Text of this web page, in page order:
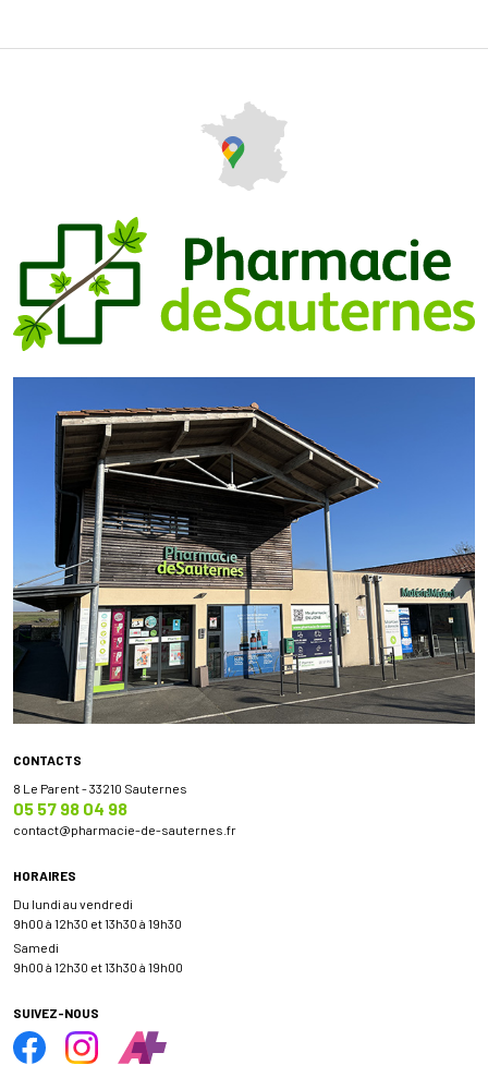
CONTACTS
8 Le Parent - 33210 Sauternes
05 57 98 04 98
contact@pharmacie-de-sauternes.fr
HORAIRES
Du lundi au vendredi
9h00 à 12h30 et 13h30 à 19h30
Samedi
9h00 à 12h30 et 13h30 à 19h00
SUIVEZ-NOUS